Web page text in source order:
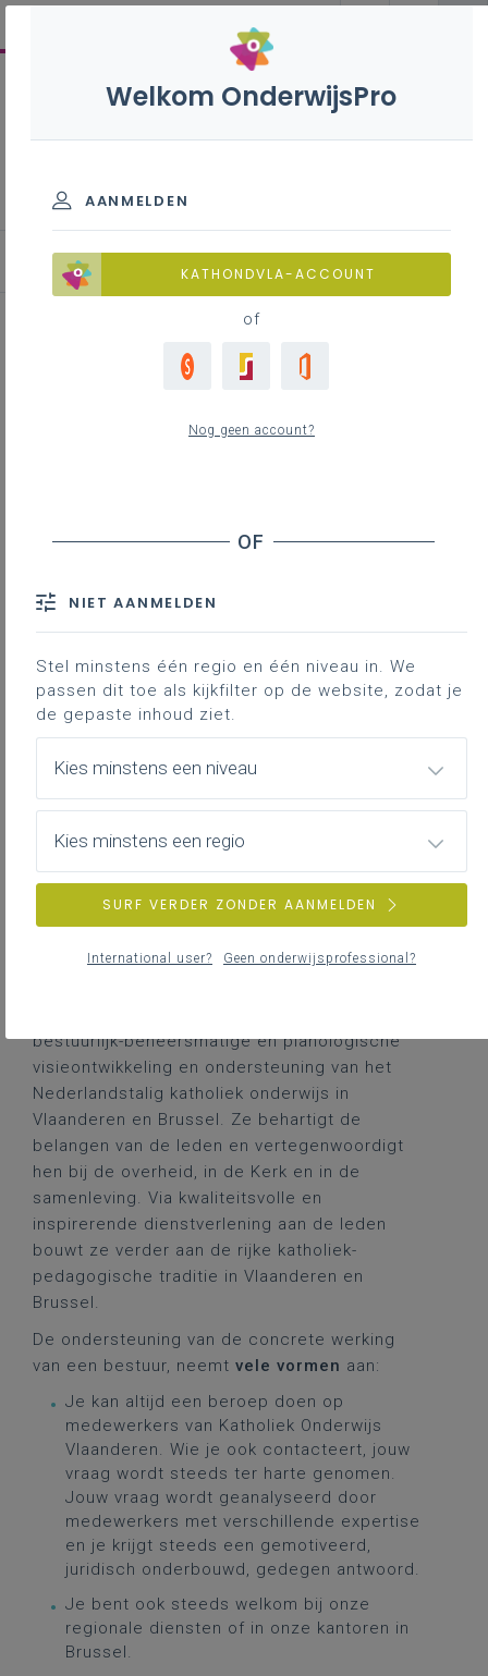
Ondersteuning
Contact
Als je als bestuur kiest voor
katholiek onderwijs, sta je er niet
alleen voor. Je maakt immers deel
uit van denetwerkorganisatie en
ledenorganisatievzw Katholiek
ondersteunt. We zijn een
ledenvereniging voor en door onze
leden.
Hoe ondersteunt Katholiek
Onderwijs Vlaanderen?
De netwerkorganisatie en ledenvereniging
bestuurlijk-beheersmatige en planologische
visieontwikkeling en ondersteuning van het
Nederlandstalig katholiek onderwijs in
Vlaanderen en Brussel. Ze behartigt de
belangen van de leden en vertegenwoordigt
hen bij de overheid, in de Kerk en in de
samenleving. Via kwaliteitsvolle en
inspirerende dienstverlening aan de leden
bouwt ze verder aan de rijke katholiek-
pedagogische traditie in Vlaanderen en
Brussel.
De ondersteuning van de concrete werking
van een bestuur, neemt vele vormen aan:
Je kan altijd een beroep doen op
medewerkers van Katholiek Onderwijs
Vlaanderen. Wie je ook contacteert, jouw
vraag wordt steeds ter harte genomen.
Jouw vraag wordt geanalyseerd door
medewerkers met verschillende expertise
en je krijgt steeds een gemotiveerd,
juridisch onderbouwd, gedegen antwoord.
Je bent ook steeds welkom bij onze
regionale diensten of in onze kantoren in
Brussel.
Welkom OnderwijsPro
AANMELDEN
KATHONDVLA-ACCOUNT
of
Nog geen account?
NIET AANMELDEN
Stel minstens één regio en één niveau in. We
passen dit toe als kijkfilter op de website, zodat je
de gepaste inhoud ziet.
Kies minstens een niveau
Kies minstens een regio
SURF VERDER ZONDER AANMELDEN
International user? Geen onderwijsprofessional?